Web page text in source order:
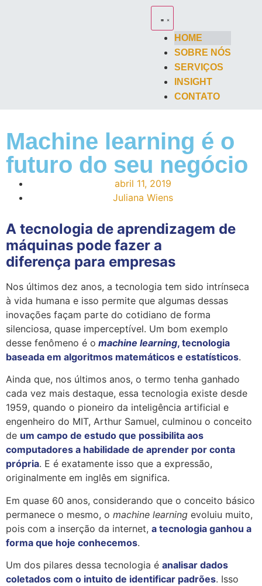
HOME
SOBRE NÓS
SERVIÇOS
INSIGHT
CONTATO
Machine learning é o
futuro do seu negócio
abril 11, 2019
Juliana Wiens
A tecnologia de aprendizagem de
máquinas pode fazer a
diferença para empresas
Nos últimos dez anos, a tecnologia tem sido intrínseca
à vida humana e isso permite que algumas dessas
inovações façam parte do cotidiano de forma
silenciosa, quase imperceptível. Um bom exemplo
desse fenômeno é o machine learning, tecnologia
baseada em algoritmos matemáticos e estatísticos.
Ainda que, nos últimos anos, o termo tenha ganhado
cada vez mais destaque, essa tecnologia existe desde
1959, quando o pioneiro da inteligência artificial e
engenheiro do MIT, Arthur Samuel, culminou o conceito
de um campo de estudo que possibilita aos
computadores a habilidade de aprender por conta
própria. E é exatamente isso que a expressão,
originalmente em inglês em significa.
Em quase 60 anos, considerando que o conceito básico
permanece o mesmo, o machine learning evoluiu muito,
pois com a inserção da internet, a tecnologia ganhou a
forma que hoje conhecemos.
Um dos pilares dessa tecnologia é analisar dados
coletados com o intuito de identificar padrões. Isso